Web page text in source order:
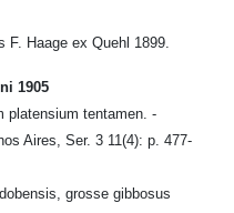
Haage ex Quehl 1899.
1905
platensium tentamen. -
Aires, Ser. 3 11(4): p. 477-
grosse gibbosus